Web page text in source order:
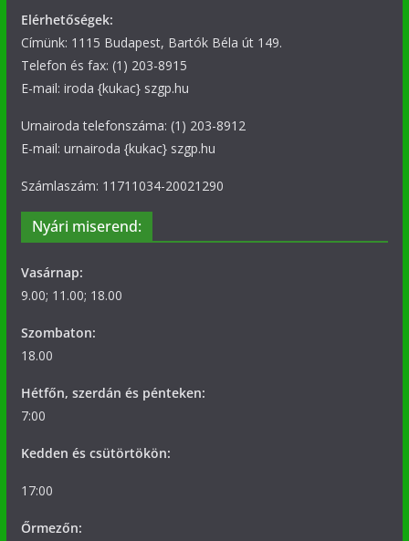
Elérhetőségek:
Címünk: 1115 Budapest, Bartók Béla út 149.
Telefon és fax: (1) 203-8915
E-mail: iroda {kukac} szgp.hu
Urnairoda telefonszáma: (1) 203-8912
E-mail: urnairoda {kukac} szgp.hu
Számlaszám: 11711034-20021290
Nyári miserend:
Vasárnap:
9.00; 11.00; 18.00
Szombaton:
18.00
Hétfőn, szerdán és pénteken:
7:00
Kedden és csütörtökön:
17:00
Őrmezőn: